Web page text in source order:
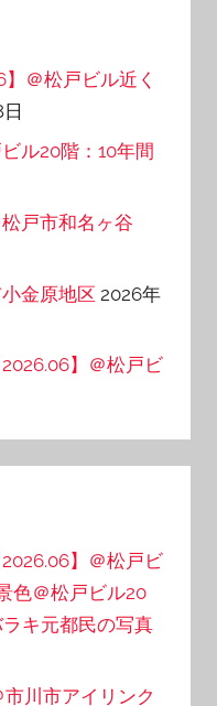
＠松戸ビル近く
ル20階：10年間
戸市和名ヶ谷
金原地区 2026年
】＠松戸ビ
】＠松戸ビ
色＠松戸ビル20
キ元都民の写真
川市アイリンク